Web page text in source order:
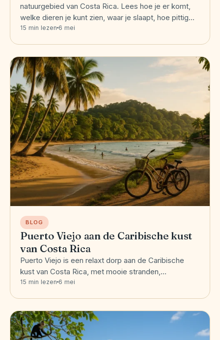
natuurgebied van Costa Rica. Lees hoe je er komt,
welke dieren je kunt zien, waar je slaapt, hoe pittig…
15 min lezen 6 mei
BLOG
Puerto Viejo aan de Caribische kust
van Costa Rica
Puerto Viejo is een relaxt dorp aan de Caribische
kust van Costa Rica, met mooie stranden,…
15 min lezen 6 mei